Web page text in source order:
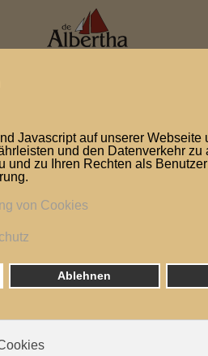
Schiff
lassen, was nicht zu
Gruppen haben